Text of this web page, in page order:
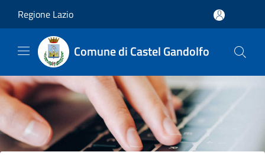
Regione Lazio
Comune di Castel Gandolfo